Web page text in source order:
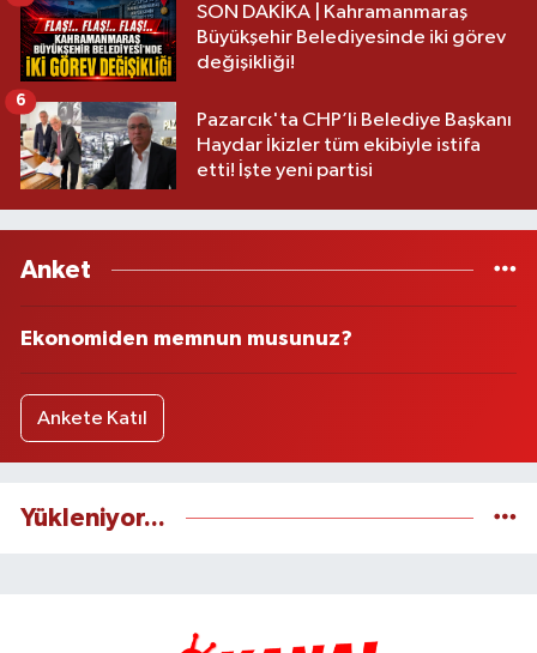
SON DAKİKA | Kahramanmaraş
Büyükşehir Belediyesinde iki görev
değişikliği!
Pazarcık'ta CHP’li Belediye Başkanı
Haydar İkizler tüm ekibiyle istifa
etti! İşte yeni partisi
6
Anket
Ekonomiden memnun musunuz?
Ankete Katıl
Yükleniyor...